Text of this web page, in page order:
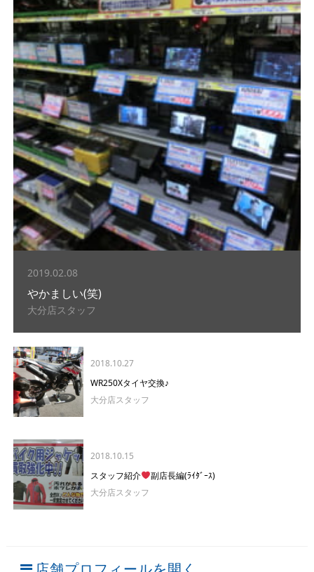
2019.02.08
やかましい(笑)
大分店スタッフ
2018.10.27
WR250Xタイヤ交換♪
大分店スタッフ
2018.10.15
スタッフ紹介
副店長編(ﾗｲﾀﾞｰｽ)
大分店スタッフ